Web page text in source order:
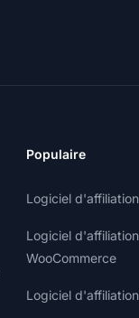
Populaire
Logiciel
Logiciel
WooCommerce
Logiciel